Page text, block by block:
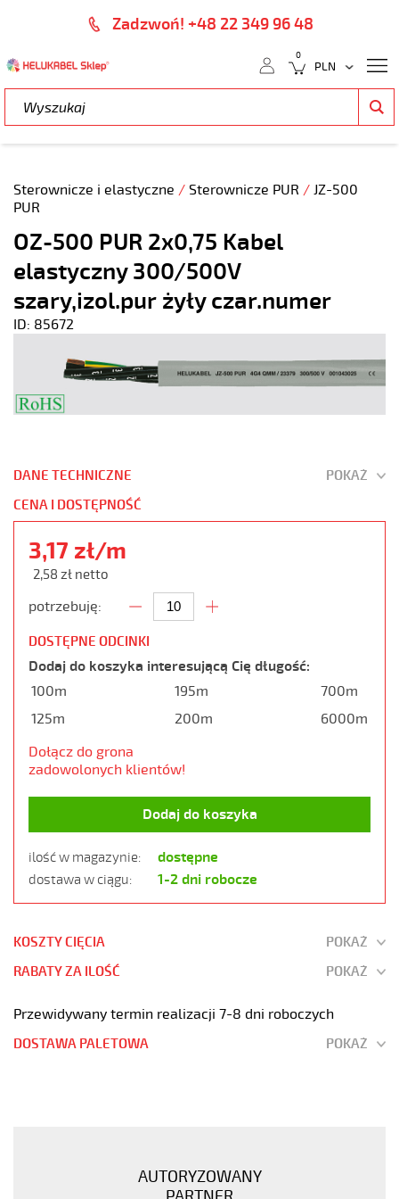
Zadzwoń! +48 22 349 96 48
0
Sterownicze i elastyczne / Sterownicze PUR / JZ-500
PUR
OZ-500 PUR 2x0,75 Kabel
elastyczny 300/500V
szary,izol.pur żyły czar.numer
ID: 85672
DANE TECHNICZNE
POKAŻ
CENA I DOSTĘPNOŚĆ
3,17 zł/m
2,58 zł netto
potrzebuję:
DOSTĘPNE ODCINKI
Dodaj do koszyka interesującą Cię długość:
100m
125m
195m
200m
700m
6000m
Dołącz do grona
zadowolonych klientów!
Dodaj do koszyka
ilość w magazynie: dostępne
dostawa w ciągu: 1-2 dni robocze
KOSZTY CIĘCIA
POKAŻ
RABATY ZA ILOŚĆ
POKAŻ
Przewidywany termin realizacji 7-8 dni roboczych
DOSTAWA PALETOWA POKAŻ
AUTORYZOWANY